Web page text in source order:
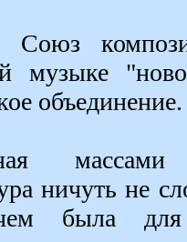
музыке
объединение.
массами
ничуть не
была для